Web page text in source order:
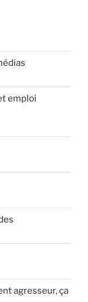
emploi
agresseur, ça